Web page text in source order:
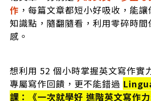
作 ，每篇文章都短小好吸收，能
知識點，隨翻隨看，利用零碎時間
感。
想利用 52 個小時掌握英文寫作實
專屬寫作回饋，更不能錯過
課：《一次就學好 進階英文寫作